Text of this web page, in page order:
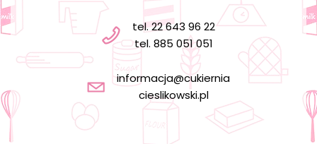
tel. 22 643 96 22
tel. 885 051 051
informacja@cukiernia
cieslikowski.pl